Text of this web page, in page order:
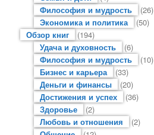
Философия и мудрость
(26)
Экономика и политика
(50)
Обзор книг
(194)
Удача и духовность
(6)
Философия и мудрость
(10)
Бизнес и карьера
(33)
Деньги и финансы
(20)
Достижения и успех
(36)
Здоровье
(2)
Любовь и отношения
(2)